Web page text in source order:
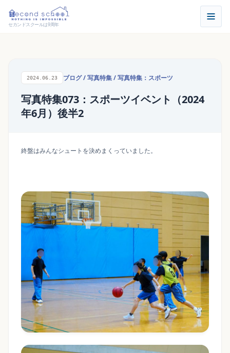
セカンドスクールは9周年
2024.06.23 ブログ/写真特集/写真特集：スポーツ
写真特集073：スポーツイベント（2024
年6月）後半2
終盤はみんなシュートを決めまくっていました。